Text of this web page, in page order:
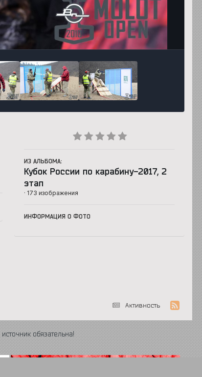
Инструменты
ИЗ АЛЬБОМА:
Кубок России по карабину-2017, 2
этап
· 173 изображения
ИНФОРМАЦИЯ О ФОТО
Активность
обязательна!